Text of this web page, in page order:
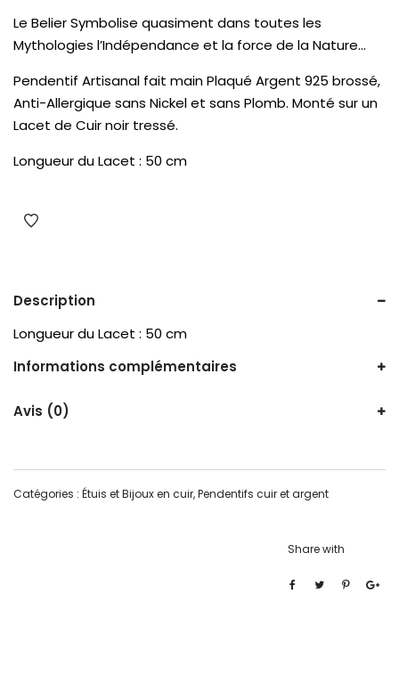
Le Belier Symbolise quasiment dans toutes les
Mythologies l’Indépendance et la force de la Nature…
Pendentif Artisanal fait main Plaqué Argent 925 brossé,
Anti-Allergique sans Nickel et sans Plomb. Monté sur un
Lacet de Cuir noir tressé.
Longueur du Lacet : 50 cm
Description
Longueur du Lacet : 50 cm
Informations complémentaires
Avis (0)
Catégories : Étuis et Bijoux en cuir,Pendentifs cuir et argent
Share with